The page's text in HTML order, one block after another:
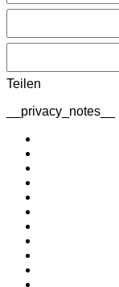
Teilen
__privacy_notes__